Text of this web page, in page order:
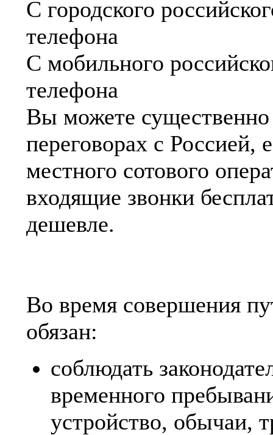
С городского
телефона
С мобильного
телефона
Вы можете
переговорах с
местного сотового
входящие звонки
дешевле.
Во время совершения
обязан:
соблюдать
временного
устройство, обычаи,